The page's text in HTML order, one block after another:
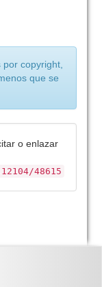
copyright,
que se
o enlazar
48615